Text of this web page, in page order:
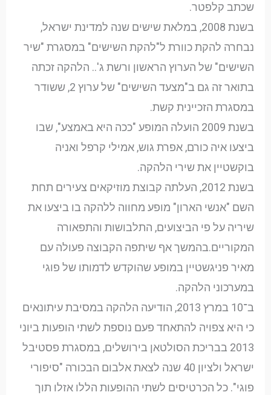
שכתב קלפטר.
בשנת 2008, במלאת שישים שנה למדינת ישראל,
נבחרה להקת כוורת ל"להקת השישים" במסגרת "שיר
השישים" של הערוץ הראשון ורשת ג'.. הלהקה זכתה
בתואר זה גם ב"מצעד השישים" של ערוץ 2, ששודר
במסגרת הזכיינית קשת.
בשנת 2009 הועלה המופע "ככה היא באמצע", שבו
ביצעו איה כורם, אפרת גוש, אמילי קרפל ואניה
בוקשטיין את שירי הלהקה.
בשנת 2012, העלתה קבוצת מוזיקאים צעירים תחת
השם "אנשי הארון" מופע מחווה ללהקה בו ביצעו את
שיריה על פי הביצועים, התלבושות והתפאורה
המקוריים.בהמשך אף שיתפה הקבוצה פעולה עם
מאיר פניגשטיין במופע שהוקדש לדמותו של פוגי
במערכוני הלהקה.
ב־10 במרץ 2013, הודיעה הלהקה במסיבת עיתונאים
כי היא צפויה להתאחד פעם נוספת לשתי הופעות ביוני
2013 בבריכת הסולטאן בירושלים, במסגרת פסטיבל
ישראל ולציון 40 שנה לצאת אלבום הבכורה "סיפורי
פוגי". כל הכרטיסים לשתי ההופעות הללו אזלו תוך